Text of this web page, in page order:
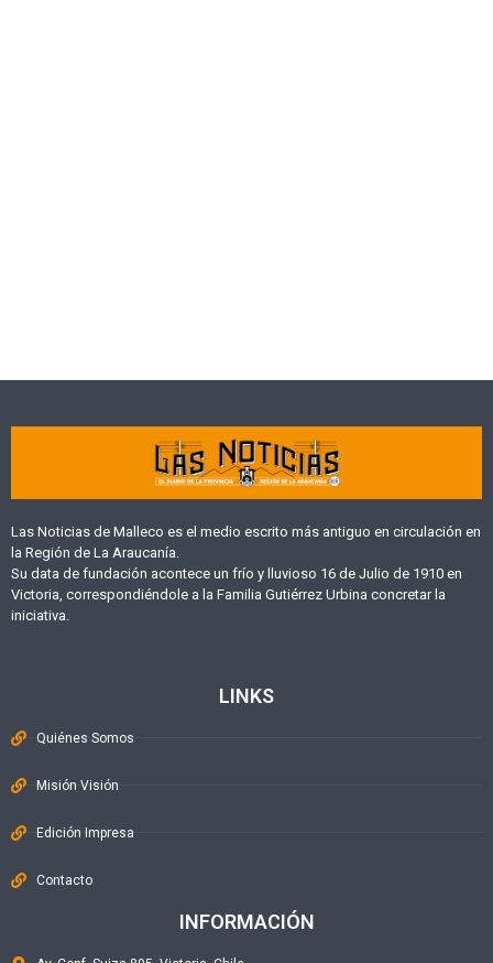
Las Noticias de Malleco es el medio escrito más antiguo en circulación en
la Región de La Araucanía.
Su data de fundación acontece un frío y lluvioso 16 de Julio de 1910 en
Victoria, correspondiéndole a la Familia Gutiérrez Urbina concretar la
iniciativa.
LINKS
Quiénes Somos
Misión Visión
Edición Impresa
Contacto
INFORMACIÓN